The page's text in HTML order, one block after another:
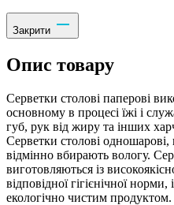
Закрити
Опис товару
Серветки столові паперові
основному в процесі їжі і
губ, рук від жиру та інших
Серветки столові
відмінно вбирають вологу.
виготовляються із
відповідної гігієнічної
екологічно чистим продуктом.